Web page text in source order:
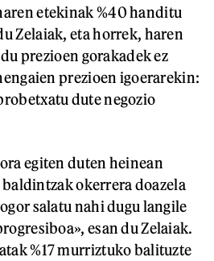
etekinak %40 handitu
Zelaiak, eta horrek, haren
prezioen gorakadek ez
prezioen igoerarekin:
dute negozio
egiten duten heinean
okerrera doazela
salatu nahi dugu langile
esan du Zelaiak.
%17 murriztuko balituzte